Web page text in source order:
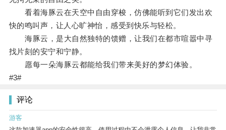
看着海豚云在天空中自由穿梭，仿佛能听到它们发出欢
快的鸣叫声，让人心旷神怡，感受到快乐与轻松。
海豚云，是大自然独特的馈赠，让我们在都市喧嚣中寻
找片刻的安宁和宁静。
愿每一朵海豚云都能给我们带来美好的梦幻体验。
#3#
评论
游客